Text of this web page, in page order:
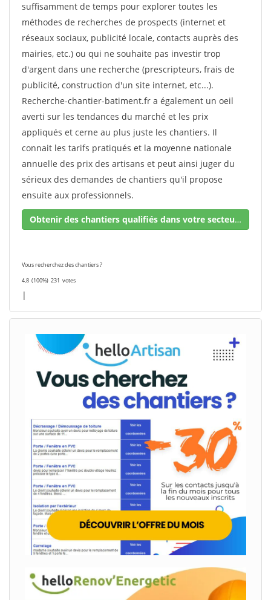
suffisamment de temps pour explorer toutes les
méthodes de recherches de prospects (internet et
réseaux sociaux, publicité locale, contacts auprès des
mairies, etc.) ou qui ne souhaite pas investir trop
d'argent dans une recherche (prescripteurs, frais de
publicité, construction d'un site internet, etc...).
Recherche-chantier-batiment.fr a également un oeil
averti sur les tendances du marché et les prix
appliqués et cerne au plus juste les chantiers. Il
connait les tarifs pratiqués et la moyenne nationale
annuelle des prix des artisans et peut ainsi juger du
sérieux des demandes de chantiers qu'il propose
ensuite aux professionnels.
Obtenir des chantiers qualifiés dans votre secteur !
Vous recherchez des chantiers ?
4,8 (100%) 231 votes
|